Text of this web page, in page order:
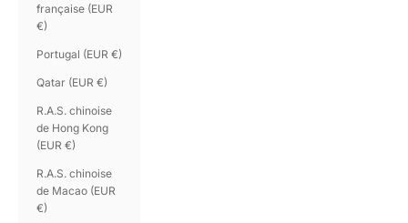
française (EUR
€)
Portugal (EUR €)
Qatar (EUR €)
R.A.S. chinoise
de Hong Kong
(EUR €)
R.A.S. chinoise
de Macao (EUR
€)